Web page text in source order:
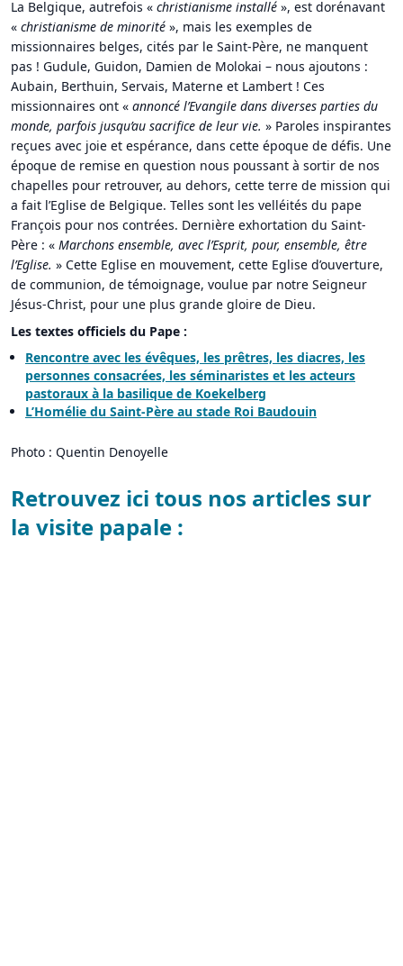
La Belgique, autrefois « christianisme installé », est dorénavant
« christianisme de minorité », mais les exemples de
missionnaires belges, cités par le Saint-Père, ne manquent
pas ! Gudule, Guidon, Damien de Molokai – nous ajoutons :
Aubain, Berthuin, Servais, Materne et Lambert ! Ces
missionnaires ont « annoncé l’Evangile dans diverses parties du
monde, parfois jusqu’au sacrifice de leur vie. » Paroles inspirantes
reçues avec joie et espérance, dans cette époque de défis. Une
époque de remise en question nous poussant à sortir de nos
chapelles pour retrouver, au dehors, cette terre de mission qui
a fait l’Eglise de Belgique. Telles sont les velléités du pape
François pour nos contrées. Dernière exhortation du Saint-
Père : « Marchons ensemble, avec l’Esprit, pour, ensemble, être
l’Eglise. » Cette Eglise en mouvement, cette Eglise d’ouverture,
de communion, de témoignage, voulue par notre Seigneur
Jésus-Christ, pour une plus grande gloire de Dieu.
Les textes officiels du Pape :
Rencontre avec les évêques, les prêtres, les diacres, les
personnes consacrées, les séminaristes et les acteurs
pastoraux à la basilique de Koekelberg
L’Homélie du Saint-Père au stade Roi Baudouin
Photo : Quentin Denoyelle
Retrouvez ici tous nos articles sur
la visite papale :